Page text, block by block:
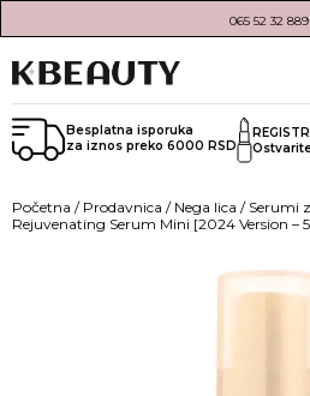
065 52 32 889
Besplatna isporuka
za iznos preko 6000 RSD
Početna / Prodavnica / Nega lica / Serumi
Rejuvenating Serum Mini [2024 Version –